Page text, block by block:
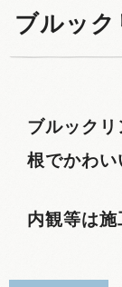
ブルッ
ブルック
根でかわ
内観等は施